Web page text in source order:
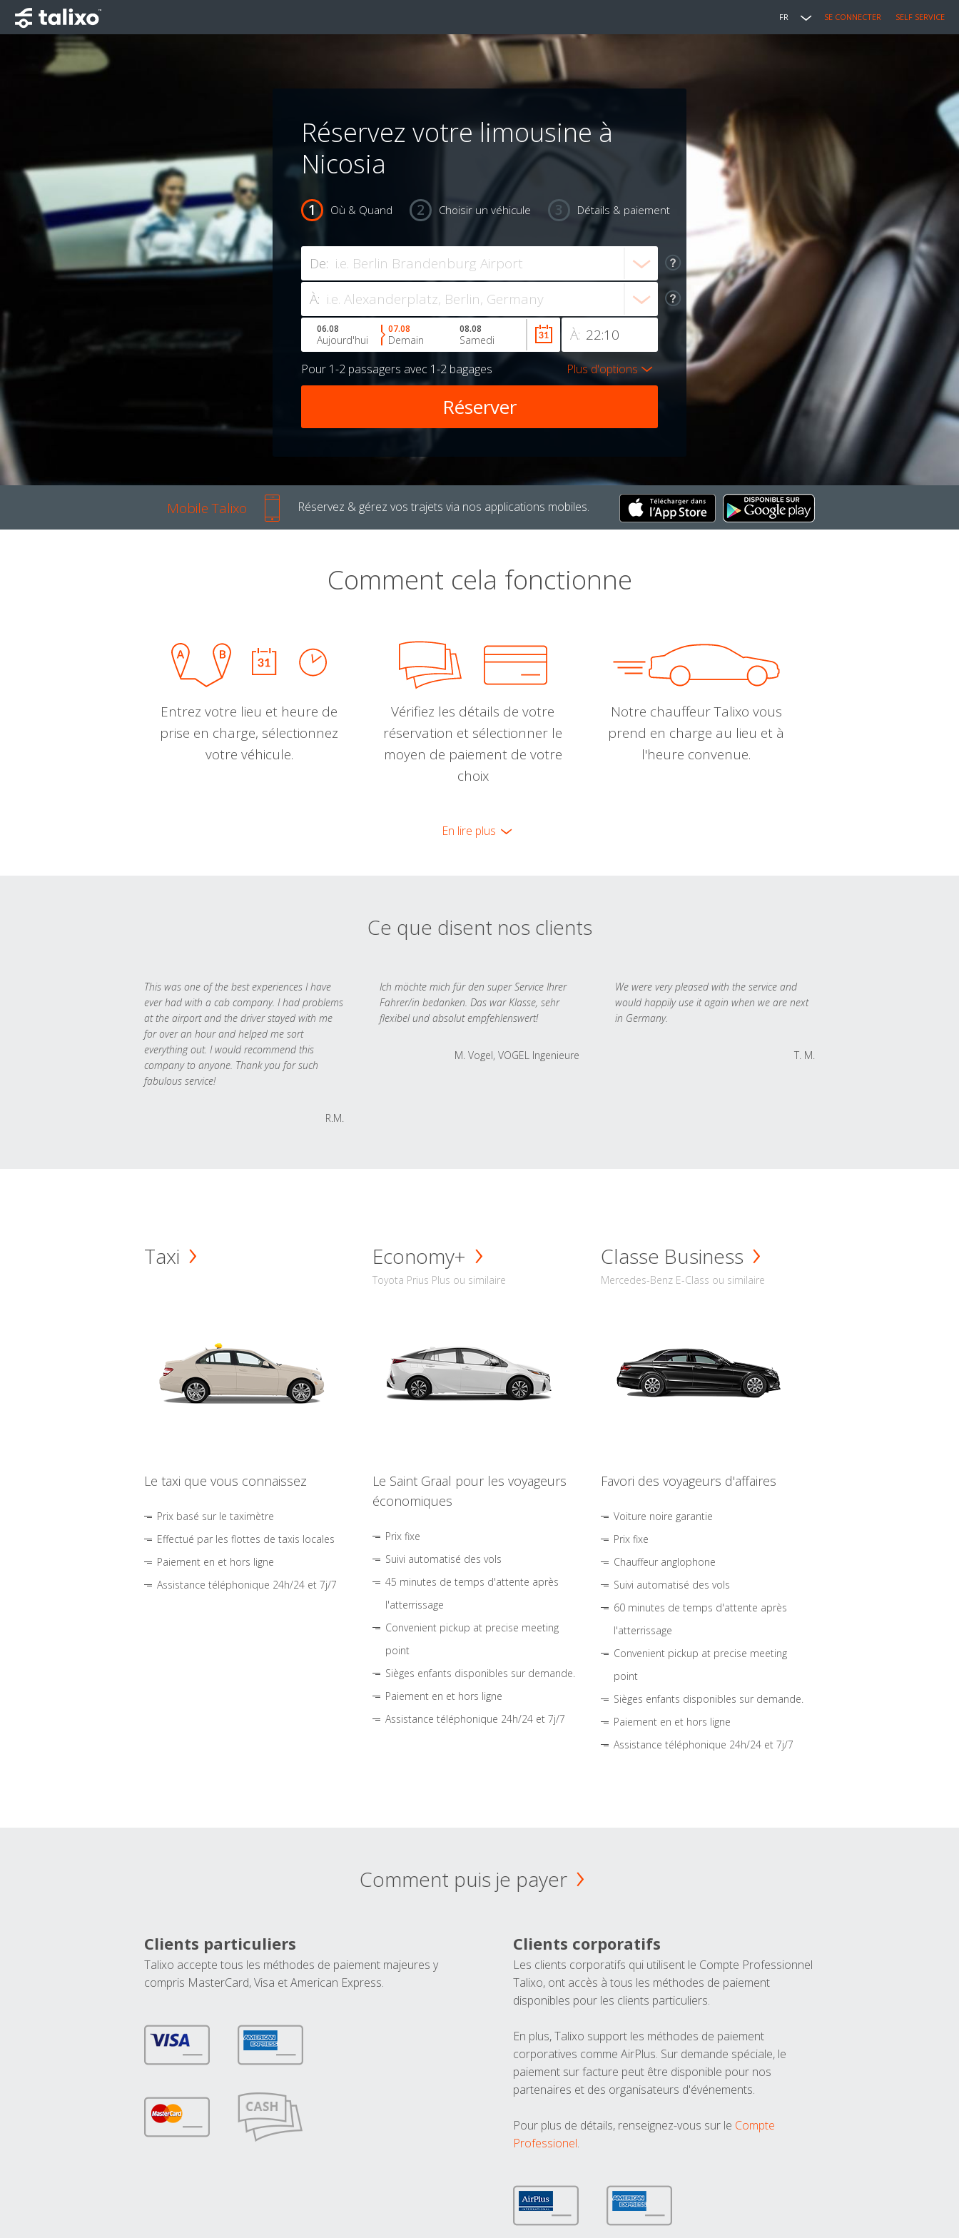
FR SE CONNECTER SELF SERVICE
Réservez votre limousine à
Nicosia
Où & Quand Choisir un véhicule Détails & paiement
De:
À:
À:
06.08
Aujourd'hui
07.08
Demain
08.08
Samedi
Pour 1-2 passagers avec 1-2 bagages Plus d'options
Mobile Talixo Réservez & gérez vos trajets via nos applications mobiles.
Comment cela fonctionne
Entrez votre lieu et heure de
prise en charge, sélectionnez
votre véhicule.
Vérifiez les détails de votre
réservation et sélectionner le
moyen de paiement de votre
choix
Notre chauffeur Talixo vous
prend en charge au lieu et à
l'heure convenue.
En lire plus
Ce que disent nos clients
This was one of the best experiences I have
ever had with a cab company. I had problems
at the airport and the driver stayed with me
for over an hour and helped me sort
everything out. I would recommend this
company to anyone. Thank you for such
fabulous service!
R.M.
Ich möchte mich für den super Service Ihrer
Fahrer/in bedanken. Das war Klasse, sehr
flexibel und absolut empfehlenswert!
M. Vogel, VOGEL Ingenieure
We were very pleased with the service and
would happily use it again when we are next
in Germany.
T. M.
Taxi
Le taxi que vous connaissez
Prix basé sur le taximètre
Effectué par les flottes de taxis locales
Paiement en et hors ligne
Assistance téléphonique 24h/24 et 7j/7
Economy+
Toyota Prius Plus ou similaire
Le Saint Graal pour les voyageurs
économiques
Prix fixe
Suivi automatisé des vols
45 minutes de temps d'attente après
l'atterrissage
Convenient pickup at precise meeting
point
Sièges enfants disponibles sur demande.
Paiement en et hors ligne
Assistance téléphonique 24h/24 et 7j/7
Classe Business
Mercedes-Benz E-Class ou similaire
Favori des voyageurs d'affaires
Voiture noire garantie
Prix fixe
Chauffeur anglophone
Suivi automatisé des vols
60 minutes de temps d'attente après
l'atterrissage
Convenient pickup at precise meeting
point
Sièges enfants disponibles sur demande.
Paiement en et hors ligne
Assistance téléphonique 24h/24 et 7j/7
Comment puis je payer
Clients particuliers
Talixo accepte tous les méthodes de paiement majeures y
compris MasterCard, Visa et American Express.
Clients corporatifs
Les clients corporatifs qui utilisent le Compte Professionnel
Talixo, ont accès à tous les méthodes de paiement
disponibles pour les clients particuliers.
En plus, Talixo support les méthodes de paiement
corporatives comme AirPlus. Sur demande spéciale, le
paiement sur facture peut être disponible pour nos
partenaires et des organisateurs d'événements.
Pour plus de détails, renseignez-vous sur le Compte
Professionel.